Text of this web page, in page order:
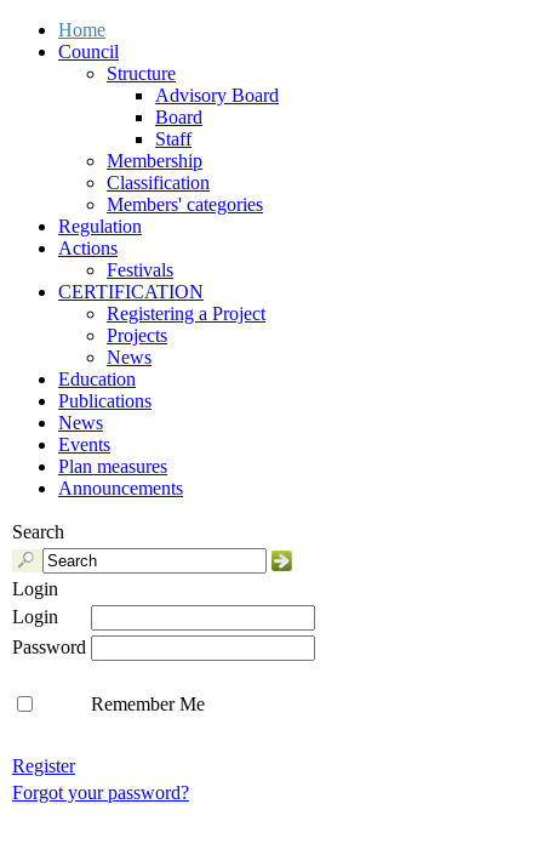
Home
Council
Structure
Advisory Board
Board
Staff
Membership
Classification
Members' categories
Regulation
Actions
Festivals
CERTIFICATION
Registering a Project
Projects
News
Education
Publications
News
Events
Plan measures
Announcements
Search
Login
Login
Password
Remember Me
Register
Forgot your password?